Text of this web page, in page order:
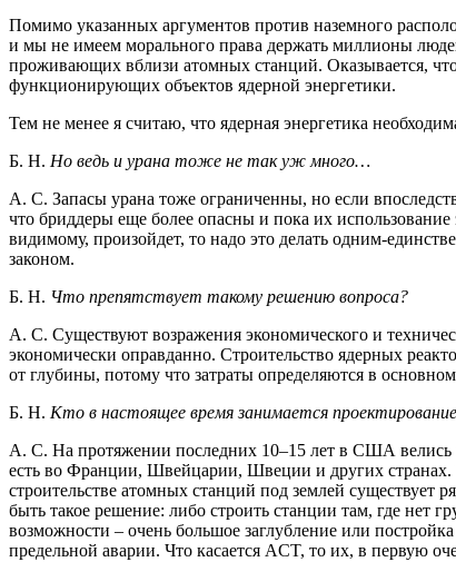
Помимо указанных аргументов против наземного
и мы не имеем морального права держать миллионы
проживающих вблизи атомных станций. Оказывается,
функционирующих объектов ядерной энергетики.
Тем не менее я считаю, что ядерная энергетика
Б. Н. Но ведь и урана тоже не так уж много…
А. С. Запасы урана тоже ограниченны, но если
что бриддеры еще более опасны и пока их
видимому, произойдет, то надо это делать одним-
законом.
Б. Н. Что препятствует такому решению вопроса?
А. С. Существуют возражения экономического и
экономически оправданно. Строительство ядерных
от глубины, потому что затраты определяются в
Б. Н. Кто в настоящее время занимается
А. С. На протяжении последних 10–15 лет в США велись
есть во Франции, Швейцарии, Швеции и других странах.
строительстве атомных станций под землей
быть такое решение: либо строить станции там, где нет
возможности – очень большое заглубление или
предельной аварии. Что касается ACT, то их, в первую